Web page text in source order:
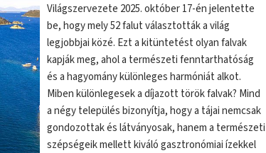
Világszervezete 2025. október 17-én jelentette
be, hogy mely 52 falut választották a világ
legjobbjai közé. Ezt a kitüntetést olyan falvak
kapják meg, ahol a természeti fenntarthatóság
és a hagyomány különleges harmóniát alkot.
Miben különlegesek a díjazott török falvak? Mind
a négy település bizonyítja, hogy a tájai nemcsak
gondozottak és látványosak, hanem a természeti
szépségeik mellett kiváló gasztronómiai ízekkel